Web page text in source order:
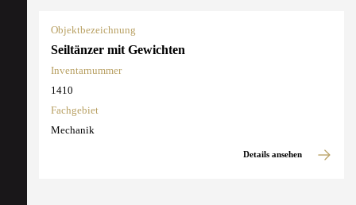
Objektbezeichnung
Seiltänzer mit Gewichten
Inventarnummer
1410
Fachgebiet
Mechanik
Details ansehen